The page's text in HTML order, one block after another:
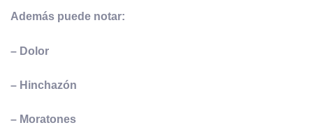
Además puede notar:
– Dolor
– Hinchazón
– Moratones